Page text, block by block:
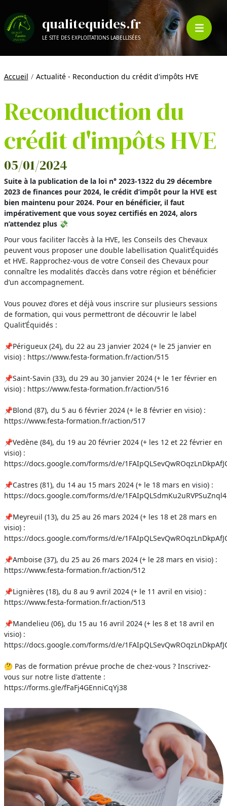
qualitequides.fr
LE SITE DES EXPLOITATIONS LABELLISÉES
Accueil Actualité - Reconduction du crédit d'impôts HVE
Reconduction du
crédit d'impôts HVE
05/01/2024
Suite à la publication de la loi n° 2023-1322 du 29 décembre
2023 de finances pour 2024, le crédit d’impôt pour la HVE est
bien maintenu pour 2024. Pour en bénéficier, il faut
impérativement que vous soyez certifiés en 2024, alors
n’attendez plus 💸
Pour vous faciliter l’accès à la HVE, les Conseils des Chevaux
peuvent vous proposer une double labellisation Qualit’Équidés
et HVE. Rapprochez-vous de votre Conseil des Chevaux pour
connaître les modalités d’accès dans votre région et bénéficier
d’un accompagnement.
Vous pouvez d’ores et déjà vous inscrire sur plusieurs sessions
de formation, qui vous permettront de découvrir le label
Qualit’Équidés :
📌Périgueux (24), du 22 au 23 janvier 2024 (+ le 25 janvier en
visio) : https://www.festa-formation.fr/action/515
📌Saint-Savin (33), du 29 au 30 janvier 2024 (+ le 1er février en
visio) : https://www.festa-formation.fr/action/516
📌Blond (87), du 5 au 6 février 2024 (+ le 8 février en visio) :
https://www.festa-formation.fr/action/517
📌Vedène (84), du 19 au 20 février 2024 (+ les 12 et 22 février en
visio) :
https://docs.google.com/forms/d/e/
📌Castres (81), du 14 au 15 mars 2024 (+ le 18 mars en visio) :
https://docs.google.com/forms/d/e/
📌Meyreuil (13), du 25 au 26 mars 2024 (+ les 18 et 28 mars en
visio) :
https://docs.google.com/forms/d/e/
📌Amboise (37), du 25 au 26 mars 2024 (+ le 28 mars en visio) :
https://www.festa-formation.fr/action/512
📌Lignières (18), du 8 au 9 avril 2024 (+ le 11 avril en visio) :
https://www.festa-formation.fr/action/513
📌Mandelieu (06), du 15 au 16 avril 2024 (+ les 8 et 18 avril en
visio) :
https://docs.google.com/forms/d/e/
🤔 Pas de formation prévue proche de chez-vous ? Inscrivez-
vous sur notre liste d'attente :
https://forms.gle/fFaFj4GEnniCqYj38